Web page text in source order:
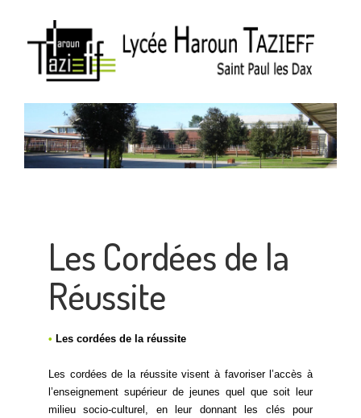
Les Cordées de la
Réussite
• Les cordées de la réussite
Les cordées de la réussite visent à favoriser l’accès à
l’enseignement supérieur de jeunes quel que soit leur
milieu socio-culturel, en leur donnant les clés pour